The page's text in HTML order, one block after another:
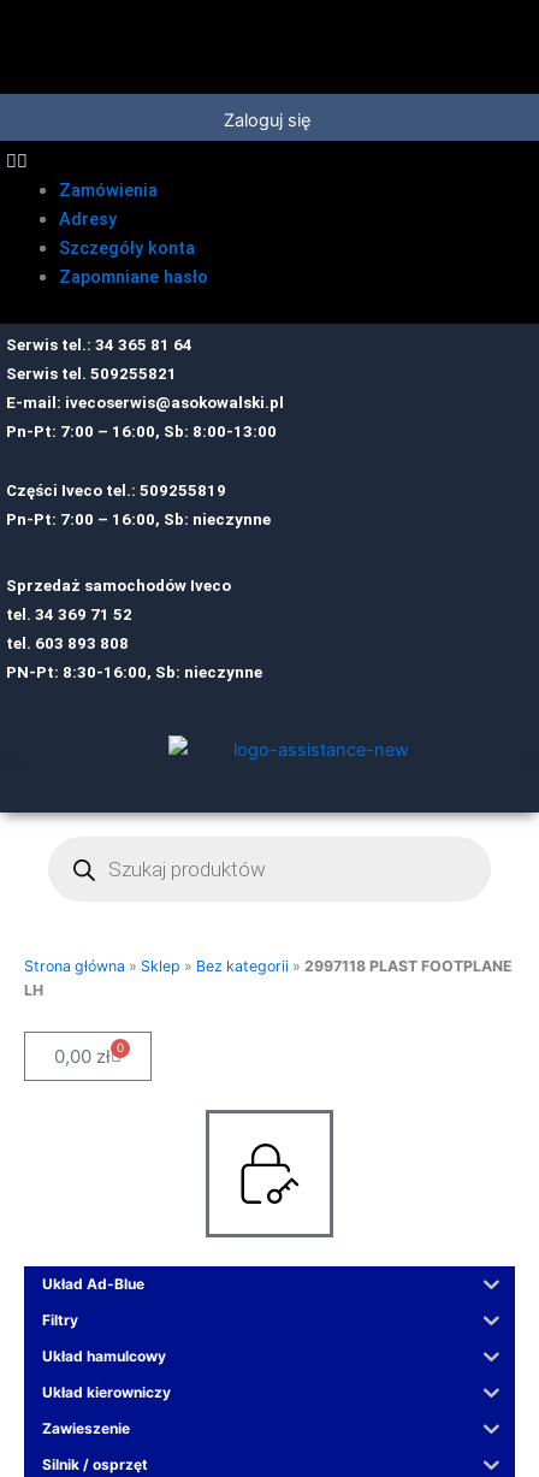
Zaloguj się
Zamówienia
Adresy
Szczegóły konta
Zapomniane hasło
Serwis tel.: 34 365 81 64
Serwis tel. 509255821
E-mail: ivecoserwis@asokowalski.pl
Pn-Pt: 7:00 – 16:00, Sb: 8:00-13:00
Części Iveco tel.: 509255819
Pn-Pt: 7:00 – 16:00, Sb: nieczynne
Sprzedaż samochodów Iveco
tel. 34 369 71 52
tel. 603 893 808
PN-Pt: 8:30-16:00, Sb: nieczynne
produktów
Strona główna » Sklep » Bez kategorii » 2997118 PLAST FOOTPLANE
LH
0,00 zł 0
Cart
Układ Ad-Blue
Filtry
Układ hamulcowy
Układ kierowniczy
Zawieszenie
Silnik / osprzęt